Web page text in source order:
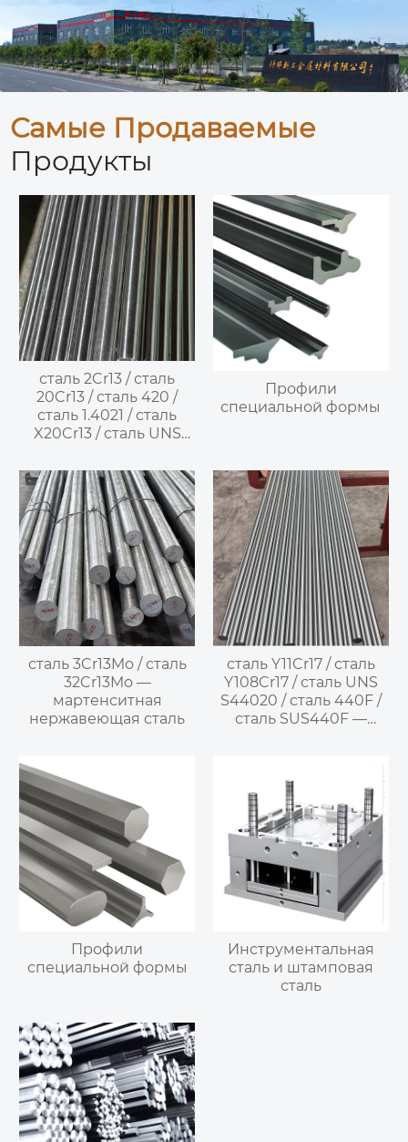
Самые Продаваемые
Продукты
сталь 2Cr13 / сталь
20Cr13 / сталь 420 /
сталь 1.4021 / сталь
X20Cr13 / сталь UNS
SUS420J1 / сталь 20X13
— мартенситная
нержавеющая сталь
Профили
специальной формы
сталь 3Cr13Mo / сталь
32Cr13Mo —
мартенситная
нержавеющая сталь
сталь Y11Cr17 / сталь
Y108Cr17 / сталь UNS
S44020 / сталь 440F /
сталь SUS440F —
Профили
специальной формы
Инструментальная
сталь и штамповая
сталь